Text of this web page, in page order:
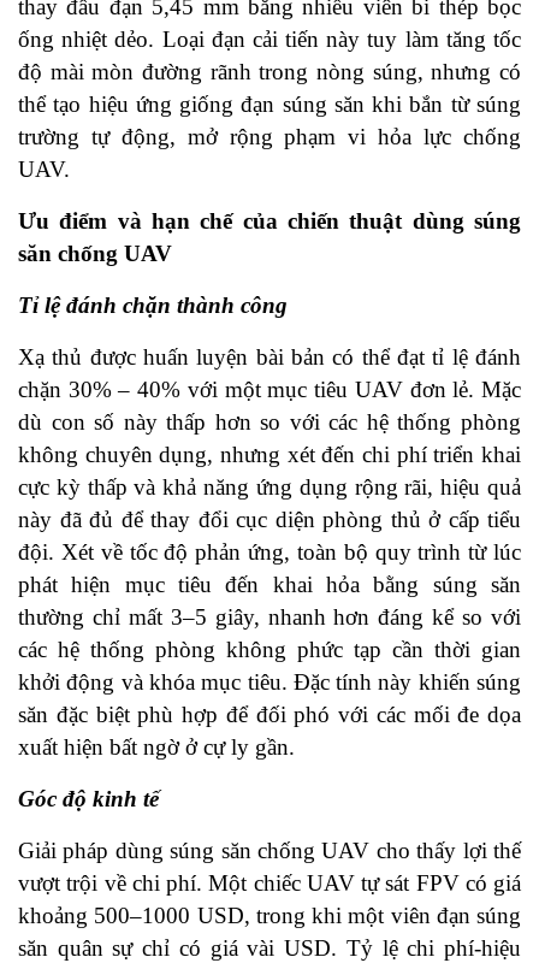
thay đầu đạn 5,45 mm bằng nhiều viên bi thép bọc
ống nhiệt dẻo. Loại đạn cải tiến này tuy làm tăng tốc
độ mài mòn đường rãnh trong nòng súng, nhưng có
thể tạo hiệu ứng giống đạn súng săn khi bắn từ súng
trường tự động, mở rộng phạm vi hỏa lực chống
UAV.
Ưu điểm và hạn chế của chiến thuật dùng súng
săn chống UAV
Tỉ lệ đánh chặn thành công
Xạ thủ được huấn luyện bài bản có thể đạt tỉ lệ đánh
chặn 30% – 40% với một mục tiêu UAV đơn lẻ. Mặc
dù con số này thấp hơn so với các hệ thống phòng
không chuyên dụng, nhưng xét đến chi phí triển khai
cực kỳ thấp và khả năng ứng dụng rộng rãi, hiệu quả
này đã đủ để thay đổi cục diện phòng thủ ở cấp tiểu
đội. Xét về tốc độ phản ứng, toàn bộ quy trình từ lúc
phát hiện mục tiêu đến khai hỏa bằng súng săn
thường chỉ mất 3–5 giây, nhanh hơn đáng kể so với
các hệ thống phòng không phức tạp cần thời gian
khởi động và khóa mục tiêu. Đặc tính này khiến súng
săn đặc biệt phù hợp để đối phó với các mối đe dọa
xuất hiện bất ngờ ở cự ly gần.
Góc độ kinh tế
Giải pháp dùng súng săn chống UAV cho thấy lợi thế
vượt trội về chi phí. Một chiếc UAV tự sát FPV có giá
khoảng 500–1000 USD, trong khi một viên đạn súng
săn quân sự chỉ có giá vài USD. Tỷ lệ chi phí-hiệu